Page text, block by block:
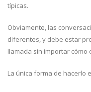
típicas.
Obviamente, las
diferentes, y debe estar
llamada sin importar cómo
La única forma de hacerlo